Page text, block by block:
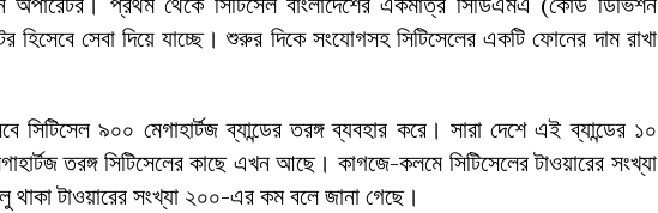
হিসেবে সেবা দিয়ে যাচ্ছে। শুরুর দিকে সংযোগসহ সিটিসেলের একটি ফোনের দাম রাখা
সিটিসেল ৯০০ মেগাহার্টজ ব্যান্ডের তরঙ্গ ব্যবহার করে। সারা দেশে এই ব্যান্ডের ১০
তরঙ্গ সিটিসেলের কাছে এখন আছে। কাগজে-কলমে সিটিসেলের টাওয়ারের সংখ্যা
থাকা টাওয়ারের সংখ্যা ২০০-এর কম বলে জানা গেছে।